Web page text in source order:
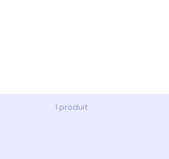
1 produit